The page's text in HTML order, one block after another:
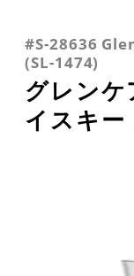
その他ブラン
#S-28636
(SL-1474)
グレン
イスキ